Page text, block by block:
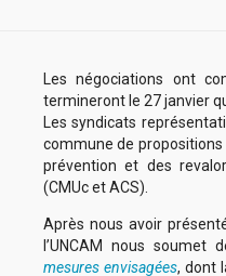
Les négociations ont
termineront le 27 janvier
Les syndicats
commune de propositions
prévention et des
(CMUc et ACS).
Après nous avoir
l’UNCAM nous soumet
mesures envisagées, dont